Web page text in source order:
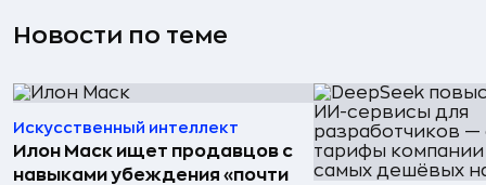
Новости по теме
Искусственный интеллект
Илон Маск ищет продавцов с
навыками убеждения «почти